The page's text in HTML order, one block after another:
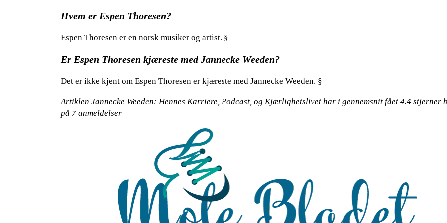
Hvem er Espen Thoresen?
Espen Thoresen er en norsk musiker og artist. §
Er Espen Thoresen kjæreste med Jannecke Weeden?
Det er ikke kjent om Espen Thoresen er kjæreste med Jannecke Weeden. §
Artiklen Jannecke Weeden: Hennes Karriere, Podcast, og Kjærlighetslivet har i gennemsnit fået 4.4 stjerner
på 7 anmeldelser